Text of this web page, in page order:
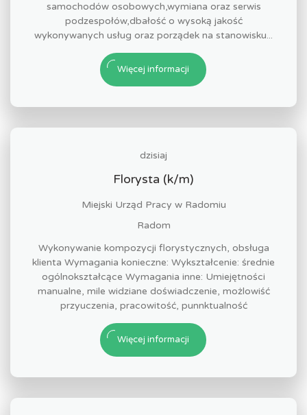
samochodów osobowych,wymiana oraz serwis
podzespołów,dbałość o wysoką jakość
wykonywanych usług oraz porządek na stanowisku...
Więcej informacji
dzisiaj
Florysta (k/m)
Miejski Urząd Pracy w Radomiu
Radom
Wykonywanie kompozycji florystycznych, obsługa
klienta Wymagania konieczne: Wykształcenie: średnie
ogólnokształcące Wymagania inne: Umiejętności
manualne, mile widziane doświadczenie, możlowiść
przyuczenia, pracowitość, punnktualność
Więcej informacji